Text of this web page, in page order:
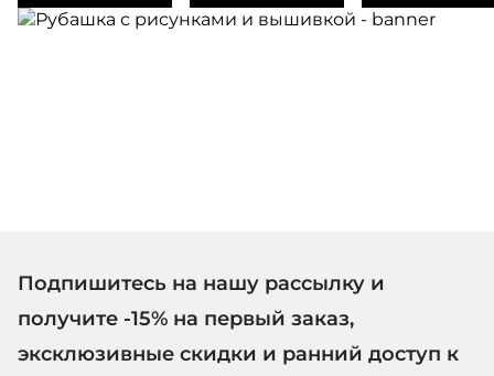
Подпишитесь на нашу рассылку и
получите -15% на первый заказ,
эксклюзивные скидки и ранний доступ к